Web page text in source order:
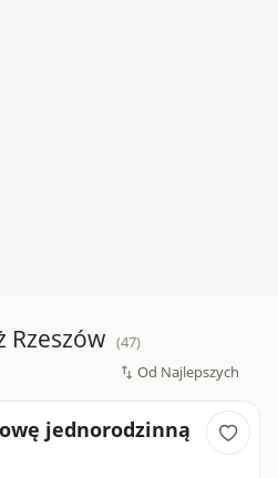
Rzeszów (47)
jednorodzinną